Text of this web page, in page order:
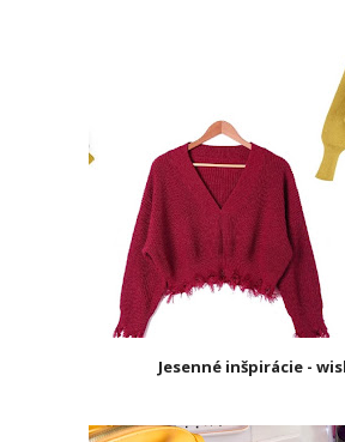
Jesenné inšpirácie -